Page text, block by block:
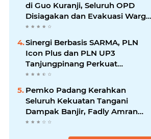
di Guo Kuranji, Seluruh OPD
Disiagakan dan Evakuasi Warga
Dipercepat
Sinergi Berbasis SARMA, PLN
Icon Plus dan PLN UP3
Tanjungpinang Perkuat
Kolaborasi Strategis
Pemko Padang Kerahkan
Seluruh Kekuatan Tangani
Dampak Banjir, Fadly Amran
Desak Percepatan Proyek